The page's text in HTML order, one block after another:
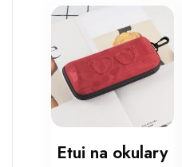
Etui na okulary